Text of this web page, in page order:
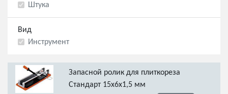
Штука
Вид
Инструмент
Запасной ролик для плиткореза
Стандарт 15х6х1,5 мм